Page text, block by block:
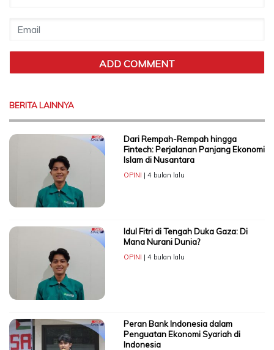
BERITA LAINNYA
Dari Rempah-Rempah hingga
Fintech: Perjalanan Panjang Ekonomi
Islam di Nusantara
OPINI | 4 bulan lalu
Idul Fitri di Tengah Duka Gaza: Di
Mana Nurani Dunia?
OPINI | 4 bulan lalu
Peran Bank Indonesia dalam
Penguatan Ekonomi Syariah di
Indonesia